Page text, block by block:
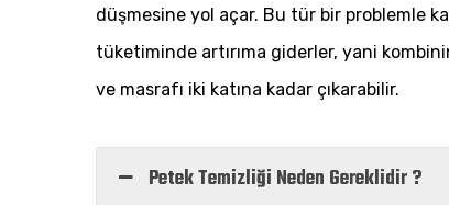
düşmesine yol açar. Bu tür bir problemle
tüketiminde artırıma giderler, yani
ve masrafı iki katına kadar çıkarabilir.
Petek Temizliği Neden Gereklidir ?